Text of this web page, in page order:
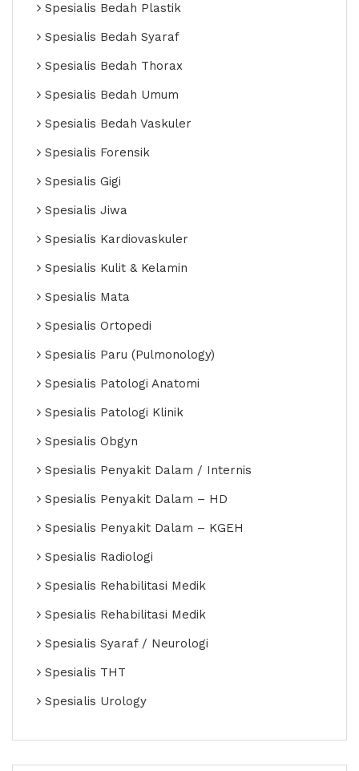
Spesialis Bedah Plastik
Spesialis Bedah Syaraf
Spesialis Bedah Thorax
Spesialis Bedah Umum
Spesialis Bedah Vaskuler
Spesialis Forensik
Spesialis Gigi
Spesialis Jiwa
Spesialis Kardiovaskuler
Spesialis Kulit & Kelamin
Spesialis Mata
Spesialis Ortopedi
Spesialis Paru (Pulmonology)
Spesialis Patologi Anatomi
Spesialis Patologi Klinik
Spesialis Obgyn
Spesialis Penyakit Dalam / Internis
Spesialis Penyakit Dalam – HD
Spesialis Penyakit Dalam – KGEH
Spesialis Radiologi
Spesialis Rehabilitasi Medik
Spesialis Rehabilitasi Medik
Spesialis Syaraf / Neurologi
Spesialis THT
Spesialis Urology